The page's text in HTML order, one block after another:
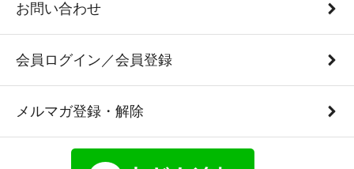
お問い合わせ
会員ログイン／会員登録
メルマガ登録・解除